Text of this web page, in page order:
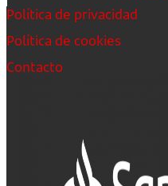
Política de privacidad
Política de cookies
Contacto